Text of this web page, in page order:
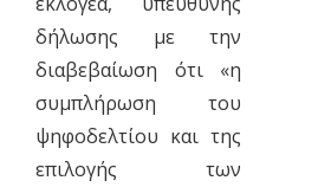
δήλωσης με την
διαβεβαίωση ότι «η
συμπλήρωση του
ψηφοδελτίου και της
επιλογής των